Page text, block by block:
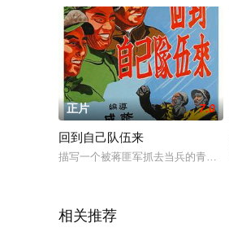
正片 7.0
回到自己队伍来
描写一个被蒋匪军抓去当兵的青年
相关推荐